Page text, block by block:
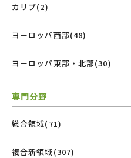
カリブ(2)
ヨーロッパ西部(48)
ヨーロッパ東部・北部(30)
専門分野
総合領域(71)
複合新領域(307)